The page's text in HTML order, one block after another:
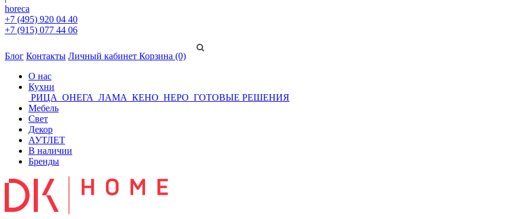
horeca
+7 (495) 920 04 40
+7 (915) 077 44 06
Блог Контакты Личный кабинет Корзина (0)
О нас
Кухни
РИЦА ОНЕГА ЛАМА КЕНО НЕРО ГОТОВЫЕ РЕШЕНИЯ
Мебель
Свет
Декор
АУТЛЕТ
В наличии
Бренды